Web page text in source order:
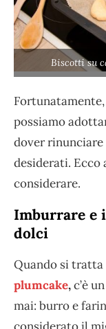
Biscotti su
possiamo
dover
desiderati. Ecco
considerare.
Imburrare e
dolci
Quando si
plumcake,c’è
mai: burro e